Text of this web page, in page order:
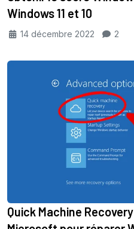
Windows 11 et 10
14 décembre 2022 2
Quick Machine